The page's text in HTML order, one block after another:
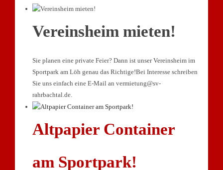
Vereinsheim mieten!
Sie planen eine private Feier? Dann ist unser Vereinsheim im
Sportpark am Löh genau das Richtige!Bei Interesse schreiben
Sie uns einfach eine E-Mail an vermietung@sv-
rahrbachtal.de.
Altpapier Container
am Sportpark!